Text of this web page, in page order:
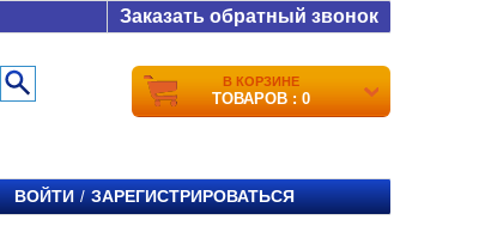
Заказать обратный звонок
В КОРЗИНЕ
ТОВАРОВ : 0
ВОЙТИ / ЗАРЕГИСТРИРОВАТЬСЯ